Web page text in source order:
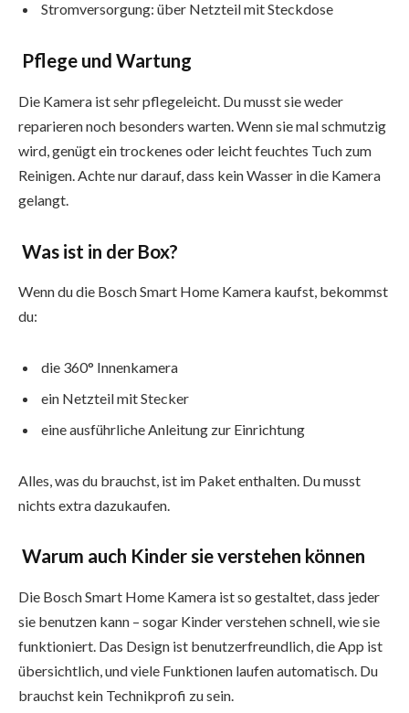
Stromversorgung: über Netzteil mit Steckdose
Pflege und Wartung
Die Kamera ist sehr pflegeleicht. Du musst sie weder
reparieren noch besonders warten. Wenn sie mal schmutzig
wird, genügt ein trockenes oder leicht feuchtes Tuch zum
Reinigen. Achte nur darauf, dass kein Wasser in die Kamera
gelangt.
Was ist in der Box?
Wenn du die Bosch Smart Home Kamera kaufst, bekommst
du:
die 360° Innenkamera
ein Netzteil mit Stecker
eine ausführliche Anleitung zur Einrichtung
Alles, was du brauchst, ist im Paket enthalten. Du musst
nichts extra dazukaufen.
Warum auch Kinder sie verstehen können
Die Bosch Smart Home Kamera ist so gestaltet, dass jeder
sie benutzen kann – sogar Kinder verstehen schnell, wie sie
funktioniert. Das Design ist benutzerfreundlich, die App ist
übersichtlich, und viele Funktionen laufen automatisch. Du
brauchst kein Technikprofi zu sein.